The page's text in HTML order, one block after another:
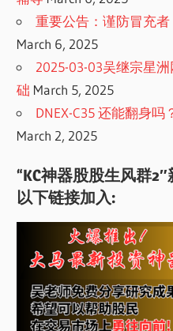
重要公告：谨防冒充者
March 6, 2025
2025-03-03吴继宗星
础 March 5, 2025
DNEX-C35 还能翻身吗
March 2, 2025
“KC神器股股生风群2″
以下链接加入: